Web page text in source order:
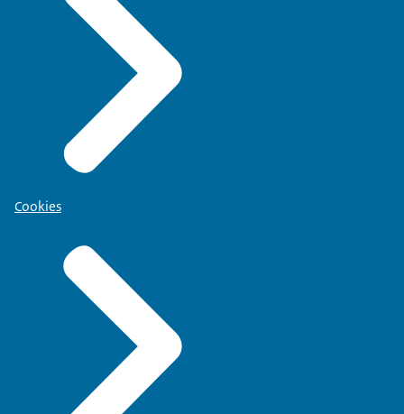
Cookies